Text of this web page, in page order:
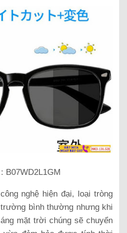
B07WD2L1GM
nghệ hiện đại, loại tròng
bình thường nhưng khi
mặt trời chúng sẽ chuyển